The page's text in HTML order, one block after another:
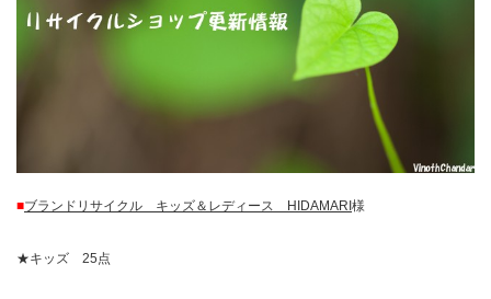
■ブランドリサイクル キッズ＆レディース HIDAMARI様
★キッズ 25点